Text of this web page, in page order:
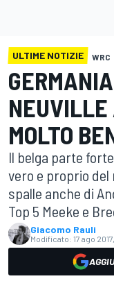
ULTIME NOTIZIE WRC
MOLTO
Il belga parte
vero e proprio del
spalle anche di
Top 5 Meeke e
Giacomo Rauli
Modificato: 17 ago